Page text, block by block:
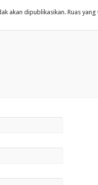
akan dipublikasikan. Ruas